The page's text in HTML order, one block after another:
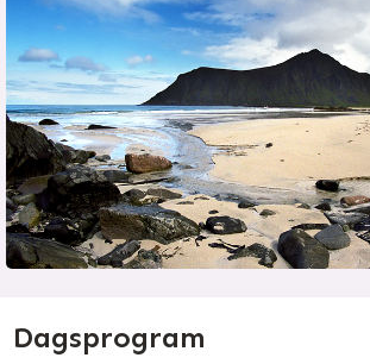
Dagsprogram